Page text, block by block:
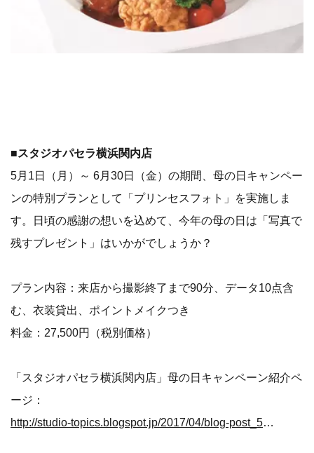
■スタジオパセラ横浜関内店
5月1日（月）～ 6月30日（金）の期間、母の日キャンペー
ンの特別プランとして「プリンセスフォト」を実施しま
す。日頃の感謝の想いを込めて、今年の母の日は「写真で
残すプレゼント」はいかがでしょうか？
プラン内容：来店から撮影終了まで90分、データ10点含
む、衣装貸出、ポイントメイクつき
料金：27,500円（税別価格）
「スタジオパセラ横浜関内店」母の日キャンペーン紹介ペ
ージ：
http://studio-topics.blogspot.jp/2017/04/blog-post_55.html